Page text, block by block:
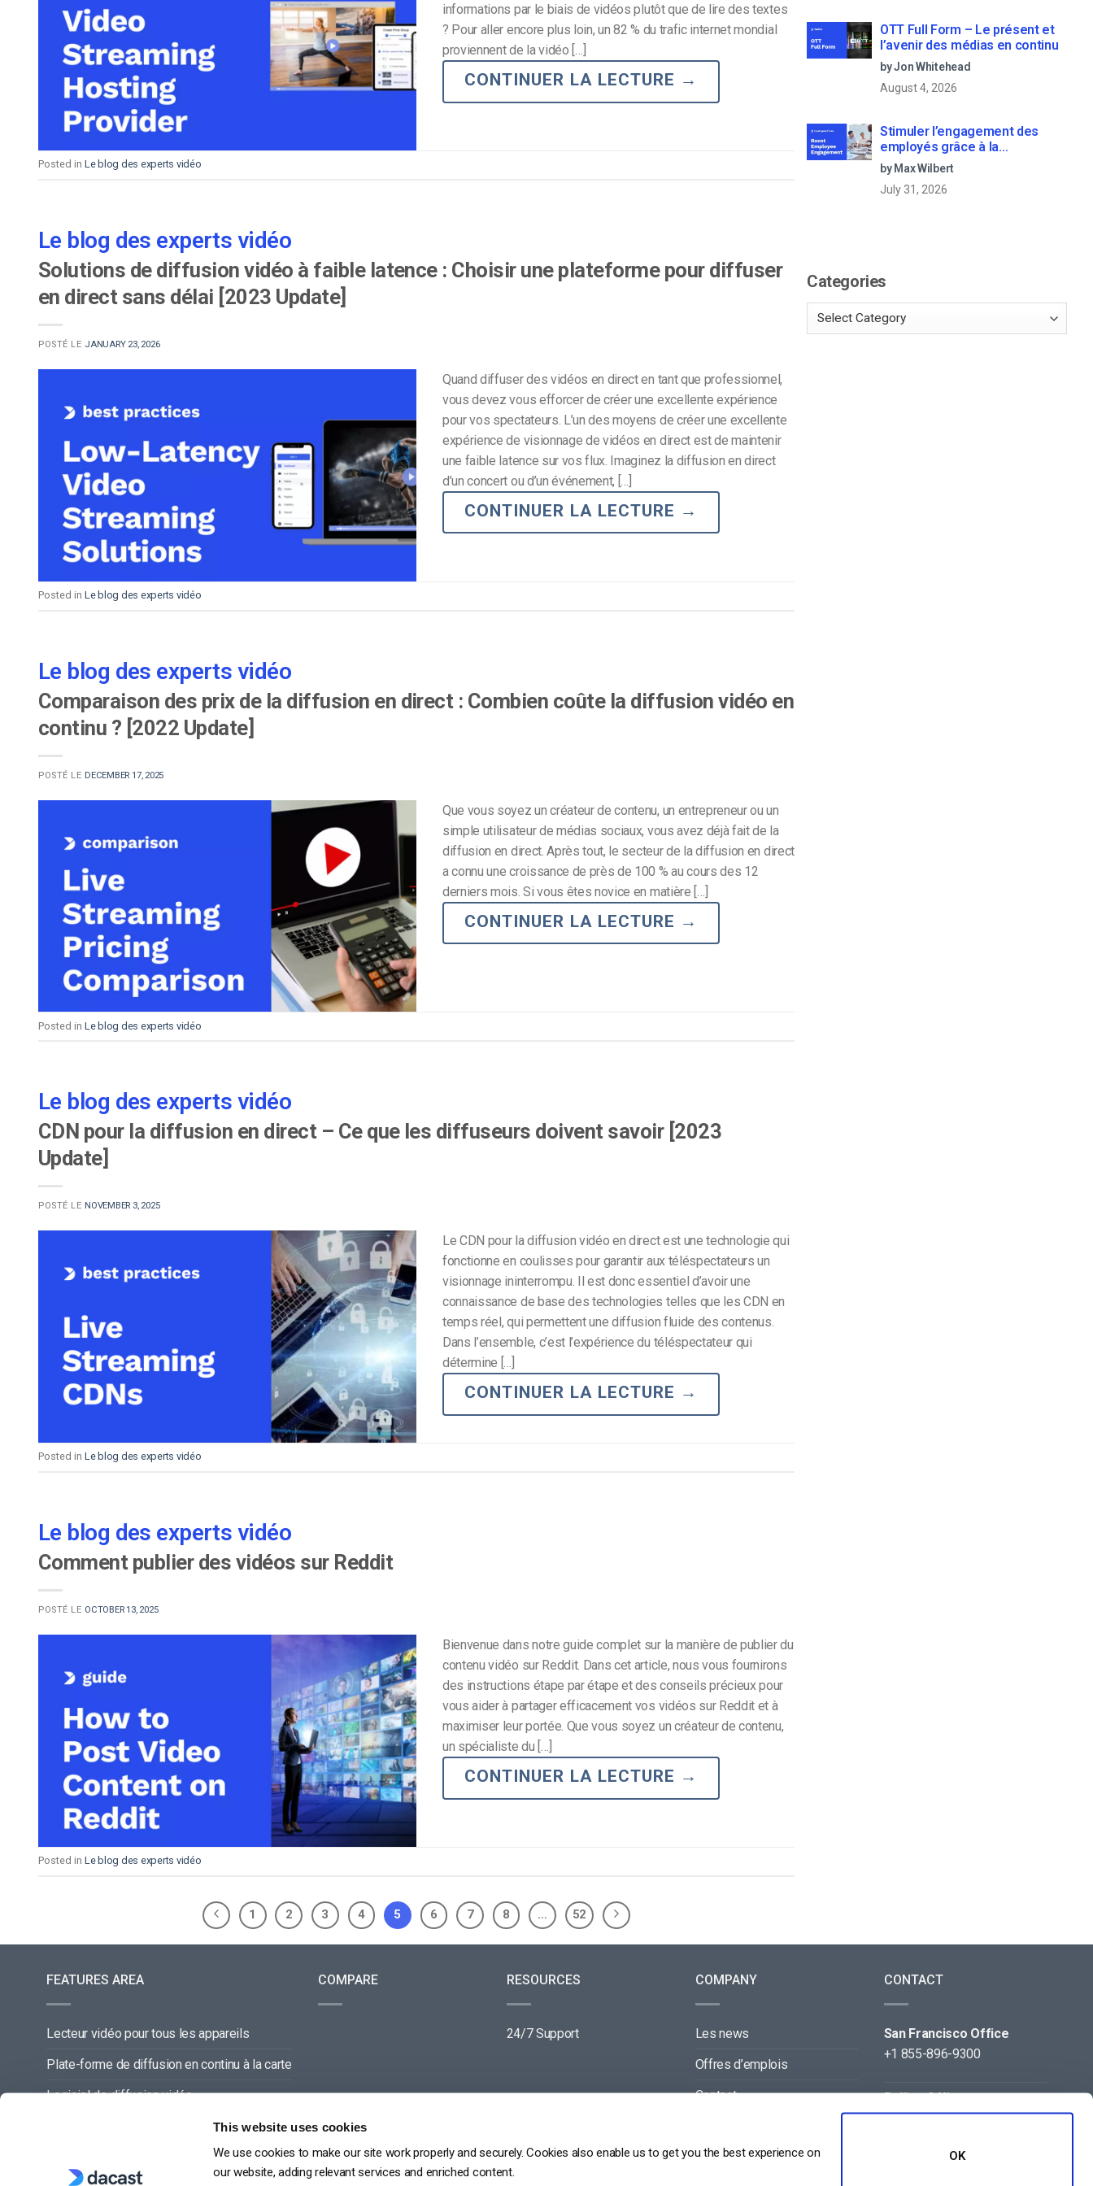
This website uses cookies
We use cookies to make our site work properly and securely. Cookies also enable us to get you the best experience on
our website, adding relevant services and enriched content.
OK
CMS vidéo
Confidentialité et sécurité
Monétisation vidéo
Marketing vidéo
d’apprentissage en ligne
informations par le biais de vidéos plutôt que de lire des textes
? Pour aller encore plus loin, un 82 % du trafic internet mondial
proviennent de la vidéo […]
CONTINUER LA LECTURE →
Posted in Le blog des experts vidéo
Le blog des experts vidéo
Solutions de diffusion vidéo à faible latence : Choisir une plateforme pour diffuser
en direct sans délai [2023 Update]
POSTÉ LE JANUARY 23, 2026
Quand diffuser des vidéos en direct en tant que professionnel,
vous devez vous efforcer de créer une excellente expérience
pour vos spectateurs. L’un des moyens de créer une excellente
expérience de visionnage de vidéos en direct est de maintenir
une faible latence sur vos flux. Imaginez la diffusion en direct
d’un concert ou d’un événement, […]
CONTINUER LA LECTURE →
Posted in Le blog des experts vidéo
Le blog des experts vidéo
Comparaison des prix de la diffusion en direct : Combien coûte la diffusion vidéo en
continu ? [2022 Update]
POSTÉ LE DECEMBER 17, 2025
Que vous soyez un créateur de contenu, un entrepreneur ou un
simple utilisateur de médias sociaux, vous avez déjà fait de la
diffusion en direct. Après tout, le secteur de la diffusion en direct
a connu une croissance de près de 100 % au cours des 12
derniers mois. Si vous êtes novice en matière […]
CONTINUER LA LECTURE →
Posted in Le blog des experts vidéo
Le blog des experts vidéo
CDN pour la diffusion en direct – Ce que les diffuseurs doivent savoir [2023
Update]
POSTÉ LE NOVEMBER 3, 2025
Le CDN pour la diffusion vidéo en direct est une technologie qui
fonctionne en coulisses pour garantir aux téléspectateurs un
visionnage ininterrompu. Il est donc essentiel d’avoir une
connaissance de base des technologies telles que les CDN en
temps réel, qui permettent une diffusion fluide des contenus.
Dans l’ensemble, c’est l’expérience du téléspectateur qui
détermine […]
CONTINUER LA LECTURE →
Posted in Le blog des experts vidéo
Le blog des experts vidéo
Comment publier des vidéos sur Reddit
POSTÉ LE OCTOBER 13, 2025
Bienvenue dans notre guide complet sur la manière de publier du
contenu vidéo sur Reddit. Dans cet article, nous vous fournirons
des instructions étape par étape et des conseils précieux pour
vous aider à partager efficacement vos vidéos sur Reddit et à
maximiser leur portée. Que vous soyez un créateur de contenu,
un spécialiste du […]
CONTINUER LA LECTURE →
Posted in Le blog des experts vidéo
1 2 3 4 5 6 7 8 … 52
OTT Full Form – Le présent et
l’avenir des médias en continu
by Jon Whitehead
August 4, 2026
Stimuler l’engagement des
employés grâce à la
communication d’entreprise en
direct
by Max Wilbert
July 31, 2026
Categories
FEATURES AREA
Lecteur vidéo pour tous les appareils
Plate-forme de diffusion en continu à la carte
Logiciel de diffusion vidéo
COMPARE RESOURCES
24/7 Support
COMPANY
Les news
Offres d’emplois
Contact
CONTACT
San Francisco Office
+1 855-896-9300
Beijing Office
+86 105-123-5043